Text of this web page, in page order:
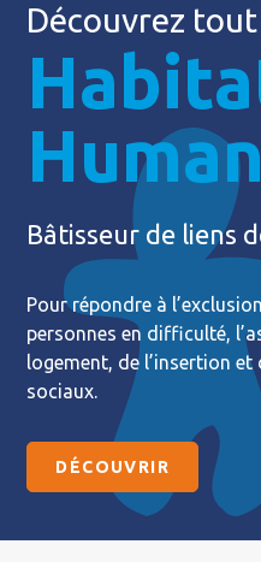
Découvrez tout
Bâtisseur de liens
Pour répondre à
personnes en difficulté,
logement, de l’insertion
sociaux.
DÉCOUVRIR